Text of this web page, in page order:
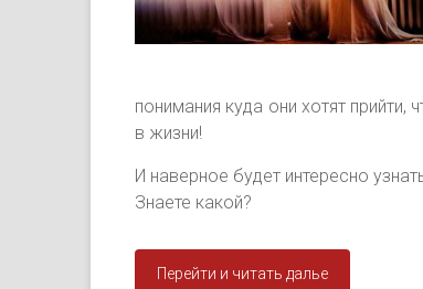
понимания куда они хотят
в жизни!
И наверное будет интересно
Знаете какой?
Перейти и читать далье